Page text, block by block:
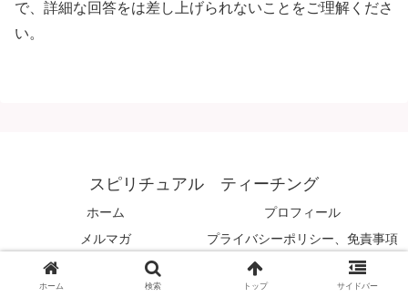
で、詳細な回答をは差し上げられないことをご理解くださ
い。
スピリチュアル ティーチング
ホーム
プロフィール
メルマガ
プライバシーポリシー、免責事項
© 2008 スピリチュアル ティーチング.
ホーム 検索 トップ サイドバー